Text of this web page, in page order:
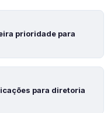
prioridade para
para diretoria